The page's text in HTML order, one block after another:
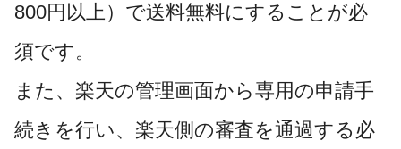
800円以上）で送料無料にすることが必
須です。
また、楽天の管理画面から専用の申請手
続きを行い、楽天側の審査を通過する必